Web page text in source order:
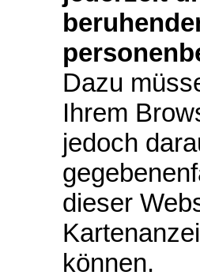
Dazu
Ihrem
jedoch
dieser
können.